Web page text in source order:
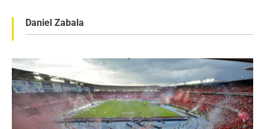
Daniel Zabala